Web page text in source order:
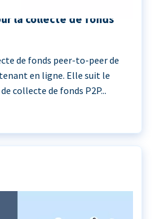
la collecte de fonds
de fonds peer-to-peer de
en ligne. Elle suit le
collecte de fonds P2P...